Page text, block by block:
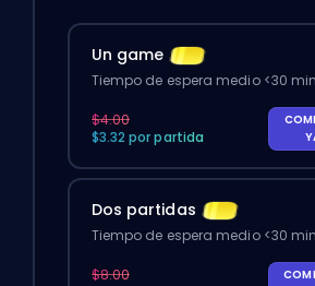
Un game
Tiempo de espera medio <30
$4.00
$3.32 por partida
Dos partidas
Tiempo de espera medio <30
$8.00